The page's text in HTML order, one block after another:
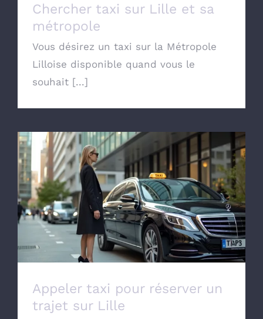
Chercher taxi sur Lille et sa
métropole
Vous désirez un taxi sur la Métropole
Lilloise disponible quand vous le
souhait [...]
Appeler taxi pour réserver un trajet sur
Lille
Appeler taxi pour réserver un
trajet sur Lille